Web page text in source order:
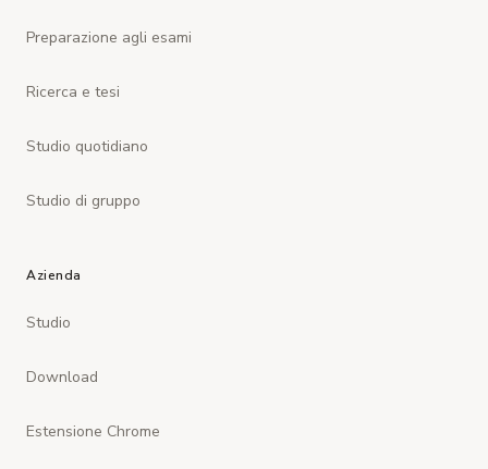
Preparazione agli esami
Ricerca e tesi
Studio quotidiano
Studio di gruppo
Azienda
Studio
Download
Estensione Chrome